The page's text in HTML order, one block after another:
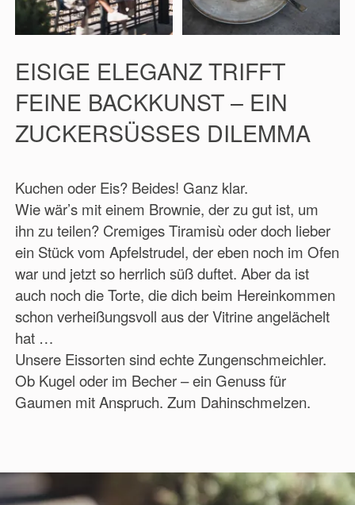
EISIGE ELEGANZ TRIFFT
FEINE BACKKUNST – EIN
ZUCKERSÜSSES DILEMMA
Kuchen oder Eis? Beides! Ganz klar.
Wie wär’s mit einem Brownie, der zu gut ist, um
ihn zu teilen? Cremiges Tiramisù oder doch lieber
ein Stück vom Apfelstrudel, der eben noch im Ofen
war und jetzt so herrlich süß duftet. Aber da ist
auch noch die Torte, die dich beim Hereinkommen
schon verheißungsvoll aus der Vitrine angelächelt
hat …
Unsere Eissorten sind echte Zungenschmeichler.
Ob Kugel oder im Becher – ein Genuss für
Gaumen mit Anspruch. Zum Dahinschmelzen.